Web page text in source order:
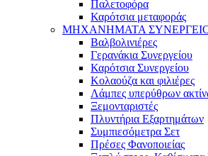
Παλετοφόρα
Καρότσια μεταφοράς
ΜΗΧΑΝΗΜΑΤΑ
Βαλβολινιέρες
Γερανάκια Συνεργείου
Καρότσια Συνεργείου
Κολαούζα και φιλιέρες
Λάμπες υπερύθρων
Ξεμονταριστές
Πλυντήρια Εξαρτημάτων
Συμπιεσόμετρα Σετ
Πρέσες Φανοποιείας